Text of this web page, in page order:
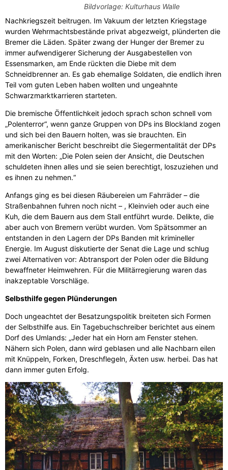
Bildvorlage: Kulturhaus Walle
Nachkriegszeit beitrugen. Im Vakuum der letzten Kriegstage
wurden Wehrmachtsbestände privat abgezweigt, plünderten die
Bremer die Läden. Später zwang der Hunger der Bremer zu
immer aufwendigerer Sicherung der Ausgabestellen von
Essensmarken, am Ende rückten die Diebe mit dem
Schneidbrenner an. Es gab ehemalige Soldaten, die endlich ihren
Teil vom guten Leben haben wollten und ungeahnte
Schwarzmarktkarrieren starteten.
Die bremische Öffentlichkeit jedoch sprach schon schnell vom
„Polenterror“, wenn ganze Gruppen von DPs ins Blockland zogen
und sich bei den Bauern holten, was sie brauchten. Ein
amerikanischer Bericht beschreibt die Siegermentalität der DPs
mit den Worten: „Die Polen seien der Ansicht, die Deutschen
schuldeten ihnen alles und sie seien berechtigt, loszuziehen und
es ihnen zu nehmen.“
Anfangs ging es bei diesen Räubereien um Fahrräder – die
Straßenbahnen fuhren noch nicht – , Kleinvieh oder auch eine
Kuh, die dem Bauern aus dem Stall entführt wurde. Delikte, die
aber auch von Bremern verübt wurden. Vom Spätsommer an
entstanden in den Lagern der DPs Banden mit krimineller
Energie. Im August diskutierte der Senat die Lage und schlug
zwei Alternativen vor: Abtransport der Polen oder die Bildung
bewaffneter Heimwehren. Für die Militärregierung waren das
inakzeptable Vorschläge.
Selbsthilfe gegen Plünderungen
Doch ungeachtet der Besatzungspolitik breiteten sich Formen
der Selbsthilfe aus. Ein Tagebuchschreiber berichtet aus einem
Dorf des Umlands: „Jeder hat ein Horn am Fenster stehen.
Nähern sich Polen, dann wird geblasen und alle Nachbarn eilen
mit Knüppeln, Forken, Dreschflegeln, Äxten usw. herbei. Das hat
dann immer guten Erfolg.